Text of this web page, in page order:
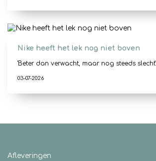
Nike heeft het lek nog niet boven
'Beter dan verwacht, maar nog steeds slecht'
03-07-2026
Afleveringen